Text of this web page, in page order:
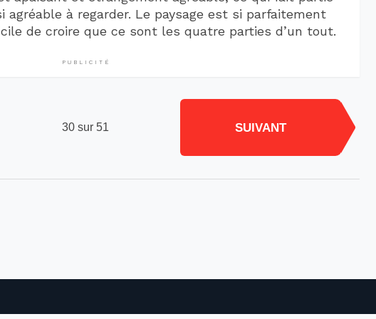
à regarder. Le paysage est si parfaitement
de croire que ce sont les quatre parties d’un tout.
PUBLICITÉ
30 sur 51 SUIVANT